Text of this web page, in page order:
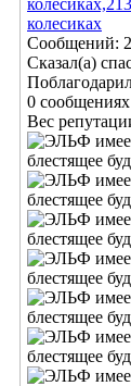
колесиках
Сообщений:
Сказал(а)
0 сообщениях
Вес